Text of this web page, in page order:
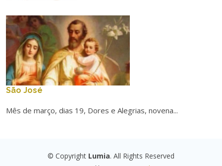
São José
Mês de março, dias 19, Dores e Alegrias, novena...
© Copyright Lumia. All Rights Reserved